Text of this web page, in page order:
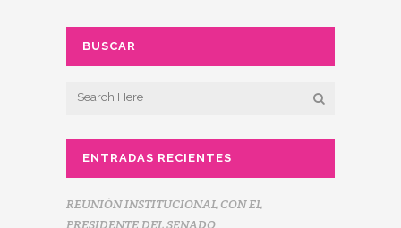
BUSCAR
ENTRADAS RECIENTES
REUNIÓN INSTITUCIONAL CON EL
PRESIDENTE DEL SENADO